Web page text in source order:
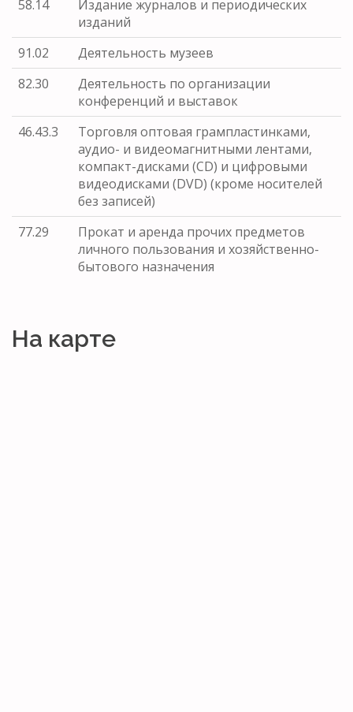
58.14
Издание журналов и периодических
изданий
91.02
Деятельность музеев
82.30
Деятельность по организации
конференций и выставок
46.43.3
Торговля оптовая грампластинками,
аудио- и видеомагнитными лентами,
компакт-дисками (CD) и цифровыми
видеодисками (DVD) (кроме носителей
без записей)
77.29
Прокат и аренда прочих предметов
личного пользования и хозяйственно-
бытового назначения
На карте